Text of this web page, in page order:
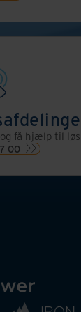
få hjælp til
00